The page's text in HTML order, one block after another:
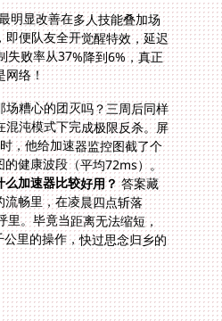
明显改善在多人技能叠加场
奥兹玛十二人团战时，即便队友全开觉醒特效，延迟
控制在110ms内。机制失败率从37%降到6%，真正
网络！
糟心的团灭吗？三周后同样
沌模式下完成极限反杀。屏
，他给加速器监控图截了个
健康波段（平均72ms）。
加速器比较好用？答案藏
在每个关键操作毫秒必达的流畅里，在凌晨四点斩落
Boss时队友频道炸开的欢呼里。毕竟当距离无法缩短，
唯有专业加速能让跨越八千公里的操作，快过思念归乡的